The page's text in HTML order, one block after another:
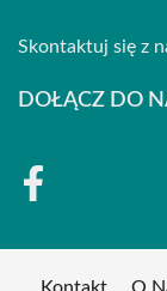
Skontaktuj się z
DOŁĄCZ DO